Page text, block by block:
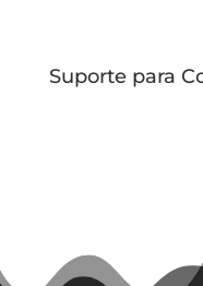
Suporte para